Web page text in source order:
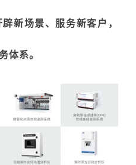
新场景、服务新客户，
体系。